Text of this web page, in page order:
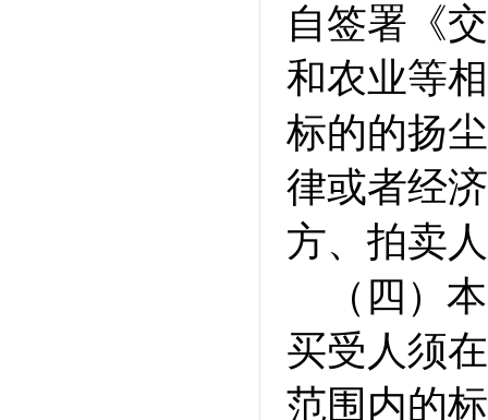
自签署《
和农业等
标的的扬
律或者经
方、拍卖
（四）
买受人须
范围内的